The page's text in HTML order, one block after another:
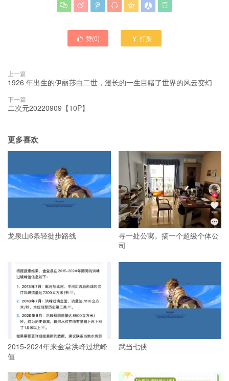
      
 赞(0)  打赏
上一篇
1926 年出生的伊丽莎白二世，漫长的一生目睹了世界的风云变幻
下一篇
二次元20220909【10P】
更多喜欢
龙泉山6条轻徙步路线
寻一处公寓。搞一个超级个体公
司
2015-2024年来金堂洪峰过境峰
值
武当七侠